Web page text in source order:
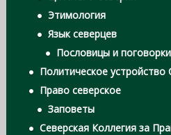
Этимология
Язык северцев
Пословицы и поговорки
Политическое устройство
Право северское
Заповеты
Северская Коллегия за